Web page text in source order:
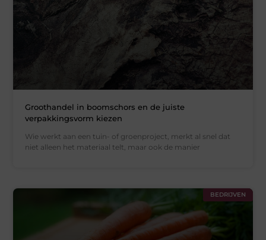
Groothandel in boomschors en de juiste
verpakkingsvorm kiezen
Wie werkt aan een tuin- of groenproject, merkt al snel dat
niet alleen het materiaal telt, maar ook de manier
BEDRIJVEN